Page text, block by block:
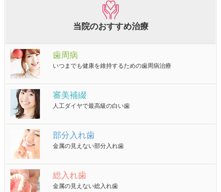
当院のおすすめ治療
歯周病
いつまでも健康を維持するための歯周病治療
審美補綴
人工ダイヤで最高級の白い歯
部分入れ歯
金属の見えない部分入れ歯
総入れ歯
金属の見えない総入れ歯